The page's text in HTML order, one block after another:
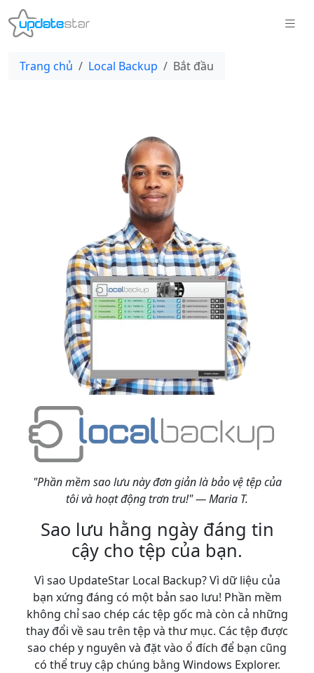
Trang chủ Local Backup Bắt đầu
"Phần mềm sao lưu này đơn giản là bảo vệ tệp của
tôi và hoạt động trơn tru!" — Maria T.
Sao lưu hằng ngày đáng tin
cậy cho tệp của bạn.
Vì sao UpdateStar Local Backup? Vì dữ liệu của
bạn xứng đáng có một bản sao lưu! Phần mềm
không chỉ sao chép các tệp gốc mà còn cả những
thay đổi về sau trên tệp và thư mục. Các tệp được
sao chép y nguyên và đặt vào ổ đích để bạn cũng
có thể truy cập chúng bằng Windows Explorer.